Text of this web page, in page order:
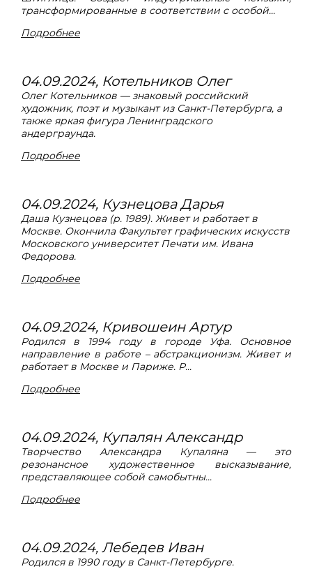
трансформированные в соответствии с особой...
Подробнее
04.09.2024, Котельников Олег
Олег Котельников — знаковый российский
художник, поэт и музыкант из Санкт-Петербурга, а
также яркая фигура Ленинградского
андерграунда.
Подробнее
04.09.2024, Кузнецова Дарья
Даша Кузнецова (р. 1989). Живет и работает в
Москве. Окончила Факультет графических искусств
Московского университет Печати им. Ивана
Федорова.
Подробнее
04.09.2024, Кривошеин Артур
Родился в 1994 году в городе Уфа. Основное
направление в работе – абстракционизм. Живет и
работает в Москве и Париже. Р...
Подробнее
04.09.2024, Купалян Александр
Творчество Александра Купаляна — это
резонансное художественное высказывание,
представляющее собой самобытны...
Подробнее
04.09.2024, Лебедев Иван
Родился в 1990 году в Санкт-Петербурге.